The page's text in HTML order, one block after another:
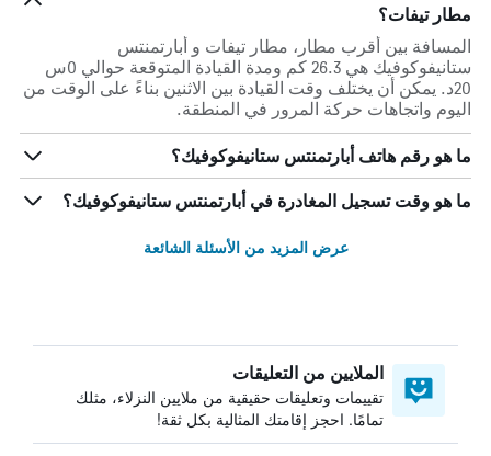
مطار تيفات؟
المسافة بين أقرب مطار، مطار تيفات و أبارتمنتس
ستانيفوكوفيك هي 26.3 كم ومدة القيادة المتوقعة حوالي 0س
20د. يمكن أن يختلف وقت القيادة بين الاثنين بناءً على الوقت من
اليوم واتجاهات حركة المرور في المنطقة.
ما هو رقم هاتف أبارتمنتس ستانيفوكوفيك؟
ما هو وقت تسجيل المغادرة في أبارتمنتس ستانيفوكوفيك؟
عرض المزيد من الأسئلة الشائعة
الملايين من التعليقات
تقييمات وتعليقات حقيقية من ملايين النزلاء، مثلك
تمامًا. احجز إقامتك المثالية بكل ثقة!